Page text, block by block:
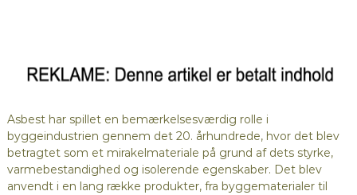
Asbest har spillet en bemærkelsesværdig rolle i
byggeindustrien gennem det 20. århundrede, hvor det blev
betragtet som et mirakelmateriale på grund af dets styrke,
varmebestandighed og isolerende egenskaber. Det blev
anvendt i en lang række produkter, fra byggematerialer til